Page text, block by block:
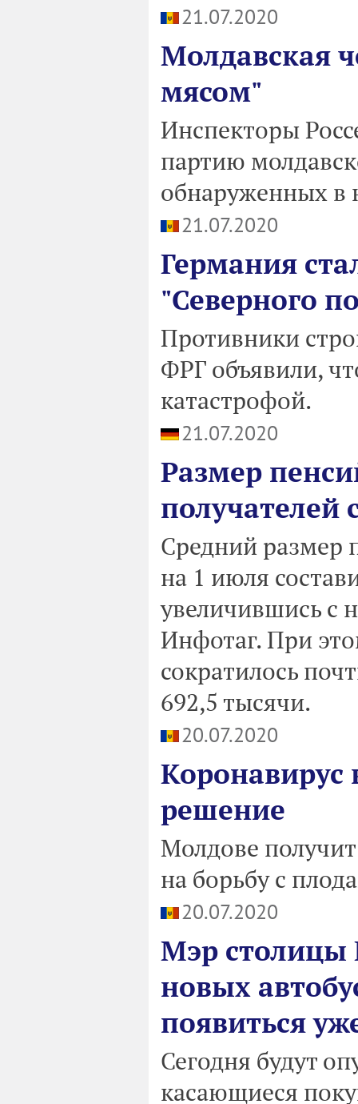
21.07.2020
Молдавская
мясом"
Инспекторы
партию
обнаруженных в
21.07.2020
Германия
"Северного
Противники
ФРГ объявили,
катастрофой.
21.07.2020
Размер
получателей
Средний размер
на 1 июля
увеличившись с
Инфотаг. При
сократилось
692,5 тысячи.
20.07.2020
Коронавирус
решение
Молдове
на борьбу с
20.07.2020
Мэр столицы
новых
появиться
Сегодня будут
касающиеся